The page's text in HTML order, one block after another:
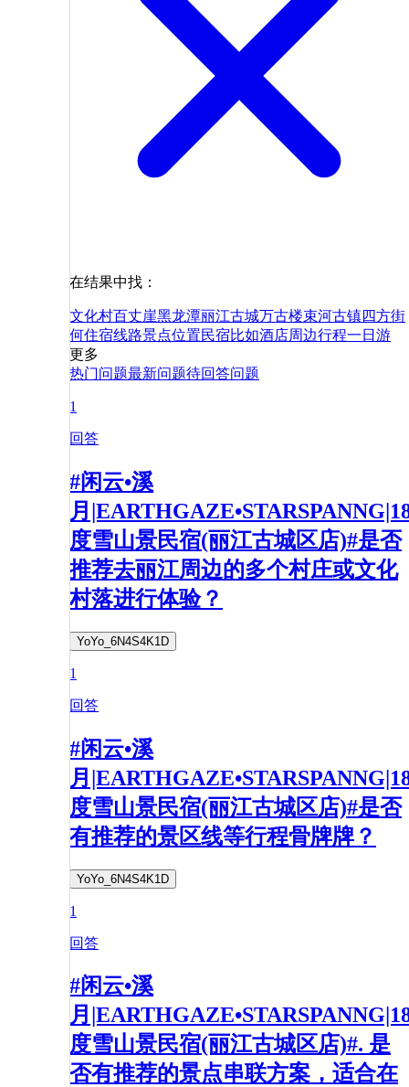
在结果中找：
文化村百丈崖黑龙潭丽江古城万古楼束河古镇四方街
何住宿线路景点位置民宿比如酒店周边行程一日游
更多
热门问题最新问题待回答问题
1
回答
#闲云•溪
月
度雪山景民宿(丽江古城区店)#是否
推荐去丽江周边的多个村庄或文化
村落进行体验？
YoYo_6N4S4K1D
1
回答
#闲云•溪
月
度雪山景民宿(丽江古城区店)#是否
有推荐的景区线等行程骨牌牌？
YoYo_6N4S4K1D
1
回答
#闲云•溪
月
度雪山景民宿(丽江古城区店)#. 是
否有推荐的景点串联方案，适合在